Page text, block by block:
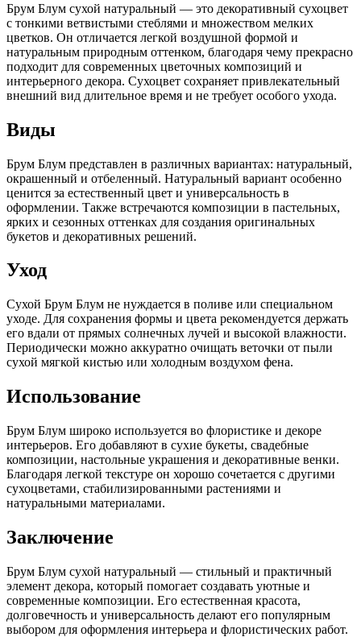
Брум Блум сухой натуральный — это декоративный сухоцвет
с тонкими ветвистыми стеблями и множеством мелких
цветков. Он отличается легкой воздушной формой и
натуральным природным оттенком, благодаря чему прекрасно
подходит для современных цветочных композиций и
интерьерного декора. Сухоцвет сохраняет привлекательный
внешний вид длительное время и не требует особого ухода.
Виды
Брум Блум представлен в различных вариантах: натуральный,
окрашенный и отбеленный. Натуральный вариант особенно
ценится за естественный цвет и универсальность в
оформлении. Также встречаются композиции в пастельных,
ярких и сезонных оттенках для создания оригинальных
букетов и декоративных решений.
Уход
Сухой Брум Блум не нуждается в поливе или специальном
уходе. Для сохранения формы и цвета рекомендуется держать
его вдали от прямых солнечных лучей и высокой влажности.
Периодически можно аккуратно очищать веточки от пыли
сухой мягкой кистью или холодным воздухом фена.
Использование
Брум Блум широко используется во флористике и декоре
интерьеров. Его добавляют в сухие букеты, свадебные
композиции, настольные украшения и декоративные венки.
Благодаря легкой текстуре он хорошо сочетается с другими
сухоцветами, стабилизированными растениями и
натуральными материалами.
Заключение
Брум Блум сухой натуральный — стильный и практичный
элемент декора, который помогает создавать уютные и
современные композиции. Его естественная красота,
долговечность и универсальность делают его популярным
выбором для оформления интерьера и флористических работ.